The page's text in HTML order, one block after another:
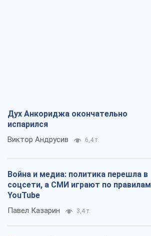
Дух Анкориджа окончательно
испарился
Виктор Андрусив 6,4 т.
Война и медиа: политика перешла в
соцсети, а СМИ играют по правилам
YouTube
Павел Казарин 3,4 т.